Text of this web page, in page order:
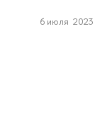
6 июля 2023